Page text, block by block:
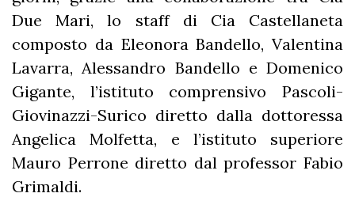
Due Mari, lo staff di Cia Castellaneta
composto da Eleonora Bandello, Valentina
Lavarra, Alessandro Bandello e Domenico
Gigante, l’istituto comprensivo Pascoli-
Giovinazzi-Surico diretto dalla dottoressa
Angelica Molfetta, e l’istituto superiore
Mauro Perrone diretto dal professor Fabio
Grimaldi.